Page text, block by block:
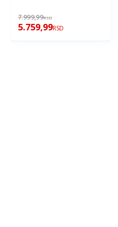
7.999,99RSD
5.759,99RSD